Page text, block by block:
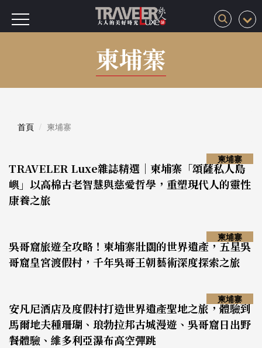
柬埔寨
首頁 柬埔寨
TRAVELER Luxe雜誌精選｜柬埔寨「頌薩私人島
嶼」以高棉古老智慧與慈愛哲學，重塑現代人的靈性
康養之旅
柬埔寨
吳哥窟旅遊全攻略！柬埔寨壯闊的世界遺產，五星吳
哥窟皇宮渡假村，千年吳哥王朝藝術深度探索之旅
柬埔寨
安凡尼酒店及度假村打造世界遺產聖地之旅，體驗到
馬爾地夫種珊瑚、琅勃拉邦古城漫遊、吳哥窟日出野
餐體驗、維多利亞瀑布高空彈跳
柬埔寨